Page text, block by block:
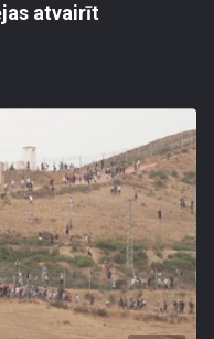
atvairīt